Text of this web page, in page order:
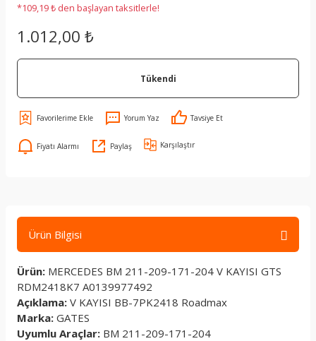
*109,19 ₺ den başlayan taksitlerle!
1.012,00 ₺
Tükendi
Yorum Yaz Tavsiye Et
Fiyatı Alarmı Paylaş Karşılaştır
Ürün Bilgisi
Ürün: MERCEDES BM 211-209-171-204 V KAYISI GTS
RDM2418K7 A0139977492
Açıklama: V KAYISI BB-7PK2418 Roadmax
Marka: GATES
Uyumlu Araçlar: BM 211-209-171-204